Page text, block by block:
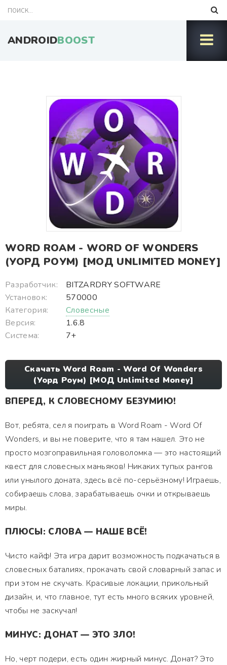
ANDROIDBOOST
WORD ROAM - WORD OF WONDERS
(УОРД РОУМ) [МОД UNLIMITED MONEY]
Разработчик:
BITZARDRY SOFTWARE
Установок:
570000
Категория:
Словесные
Версия:
1.6.8
Система:
7+
Скачать Word Roam - Word Of Wonders
(Уорд Роум) [МОД Unlimited Money]
ВПЕРЕД, К СЛОВЕСНОМУ БЕЗУМИЮ!
Вот, ребята, сел я поиграть в Word Roam - Word Of
Wonders, и вы не поверите, что я там нашел. Это не
просто мозгоправильная головоломка — это настоящий
квест для словесных маньяков! Никаких тупых рангов
или унылого доната, здесь всё по-серьёзному! Играешь,
собираешь слова, зарабатываешь очки и открываешь
миры.
ПЛЮСЫ: СЛОВА — НАШЕ ВСЁ!
Чисто кайф! Эта игра дарит возможность подкачаться в
словесных баталиях, прокачать свой словарный запас и
при этом не скучать. Красивые локации, прикольный
дизайн, и, что главное, тут есть много всяких уровней,
чтобы не заскучал!
МИНУС: ДОНАТ — ЭТО ЗЛО!
Но, черт подери, есть один жирный минус. Донат? Это